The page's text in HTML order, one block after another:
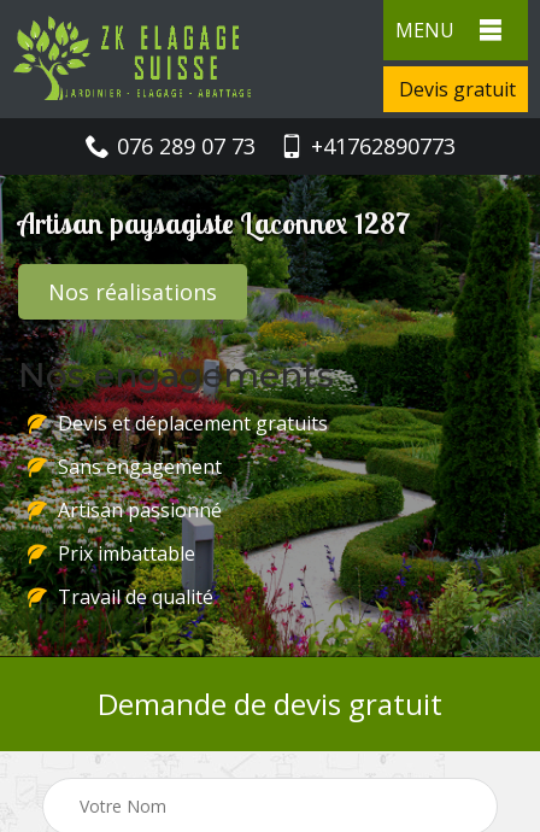
MENU
Devis gratuit
076 289 07 73 +41762890773
Artisan paysagiste Laconnex 1287
Nos réalisations
Nos engagements
Devis et déplacement gratuits
Sans engagement
Artisan passionné
Prix imbattable
Travail de qualité
Demande de devis gratuit